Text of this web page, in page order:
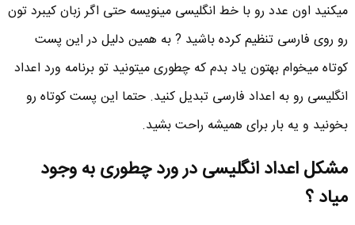
میکنید اون عدد رو با خط انگلیسی مینویسه حتی اگر زبان کیبرد تون
رو روی فارسی تنظیم کرده باشید ? به همین دلیل در این پست
کوتاه میخوام بهتون یاد بدم که چطوری میتونید تو برنامه ورد اعداد
انگلیسی رو به اعداد فارسی تبدیل کنید. حتما این پست کوتاه رو
بخونید و یه بار برای همیشه راحت بشید.
مشکل اعداد انگلیسی در ورد چطوری به وجود
میاد ؟